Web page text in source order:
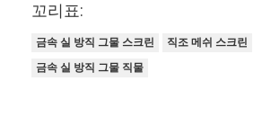
꼬리표:
금속 실 방직 그물 스크린
직조 메쉬 스크린
금속 실 방직 그물 직물